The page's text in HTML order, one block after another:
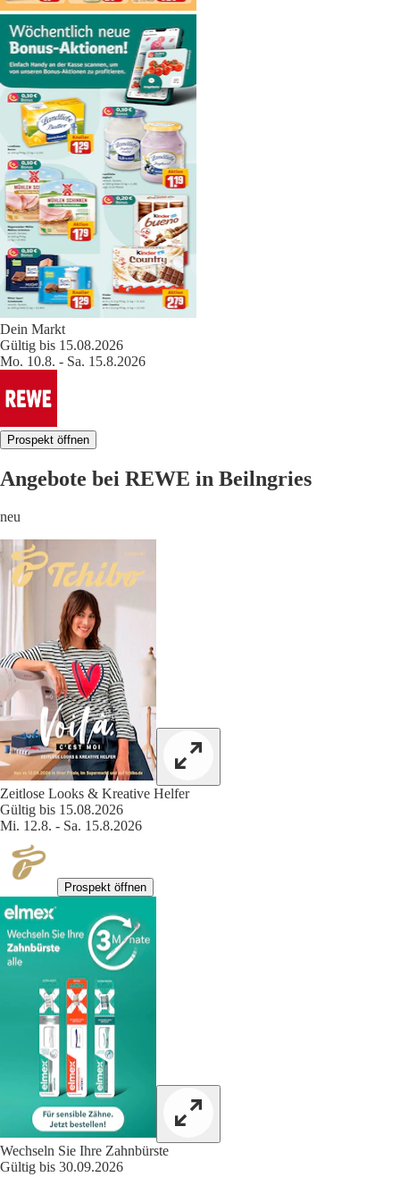
Dein Markt
Gültig bis 15.08.2026
Mo. 10.8. - Sa. 15.8.2026
Prospekt öffnen
Angebote bei REWE in Beilngries
neu
Zeitlose Looks & Kreative Helfer
Gültig bis 15.08.2026
Mi. 12.8. - Sa. 15.8.2026
Prospekt öffnen
Wechseln Sie Ihre Zahnbürste
Gültig bis 30.09.2026